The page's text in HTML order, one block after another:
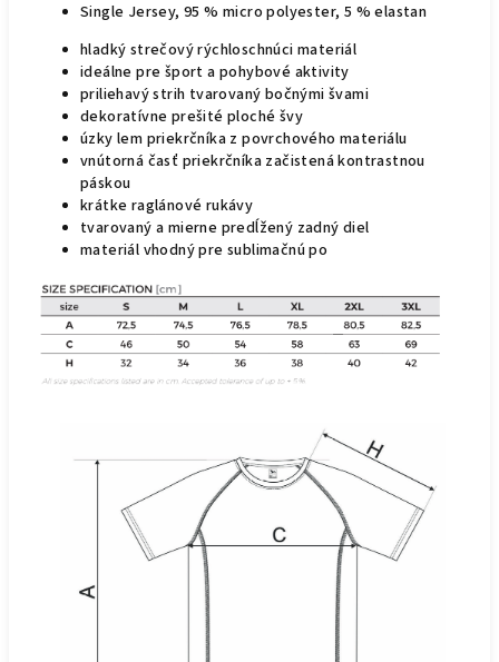
Single Jersey, 95 % micro polyester, 5 % elastan
hladký strečový rýchloschnúci materiál
ideálne pre šport a pohybové aktivity
priliehavý strih tvarovaný bočnými švami
dekoratívne prešité ploché švy
úzky lem priekrčníka z povrchového materiálu
vnútorná časť priekrčníka začistená kontrastnou
páskou
krátke raglánové rukávy
tvarovaný a mierne predĺžený zadný diel
materiál vhodný pre sublimačnú po